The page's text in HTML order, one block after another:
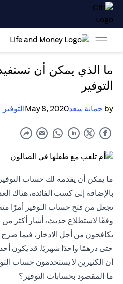
ما الذي يمكن أن
التوفير
by جمانة سعدMay 8, 2020التوفير
ما يمكن أن يقدمه لك حساب التوفير
بالإضافة إلى كسب الفائدة، هناك
تجعل من فتح حساب التوفير أمرًا
وفقًا لاستطلاع حديث، أشار أكثر
يكافحون من أجل الادخار، فيما صرح
حتى درهمًا واحدًا شهريًا. قد يكون
أن الكثيرين لا يستخدمون حساب
ما المقصود بحسابات التوفير؟